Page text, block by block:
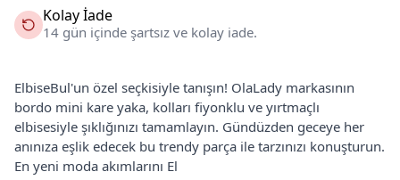
Kolay İade
14 gün içinde şartsız ve kolay iade.
ElbiseBul'un özel seçkisiyle tanışın! OlaLady markasının
bordo mini kare yaka, kolları fiyonklu ve yırtmaçlı
elbisesiyle şıklığınızı tamamlayın. Gündüzden geceye her
anınıza eşlik edecek bu trendy parça ile tarzınızı konuşturun.
En yeni moda akımlarını El